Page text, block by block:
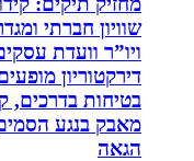
שוויון חברתי ומגדרי
ויו”ר וועדת עסקים
דירקטוריון מופעים.,
בטיחות בדרכים,
מאבק בנגע הסמים,
הגאה